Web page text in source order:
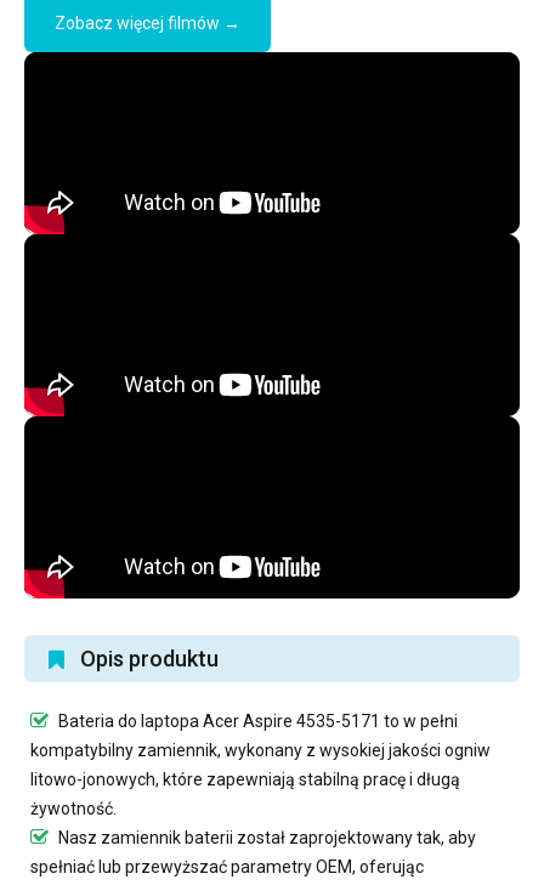
Zobacz więcej filmów →
Opis produktu
Bateria do laptopa Acer Aspire 4535-5171 to w pełni
kompatybilny zamiennik, wykonany z wysokiej jakości ogniw
litowo-jonowych, które zapewniają stabilną pracę i długą
żywotność.
Nasz zamiennik baterii został zaprojektowany tak, aby
spełniać lub przewyższać parametry OEM, oferując